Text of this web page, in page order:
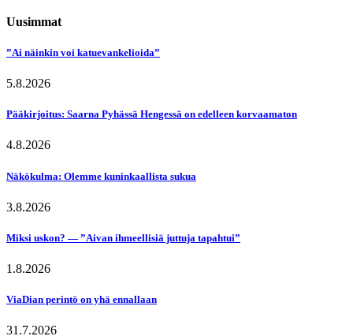
Uusimmat
”Ai näinkin voi katuevankelioida”
5.8.2026
Pääkirjoitus: Saarna Pyhässä Hengessä on edelleen korvaamaton
4.8.2026
Näkökulma: Olemme kuninkaallista sukua
3.8.2026
Miksi uskon? — ”Aivan ihmeellisiä juttuja tapahtui”
1.8.2026
ViaDian perintö on yhä ennallaan
31.7.2026